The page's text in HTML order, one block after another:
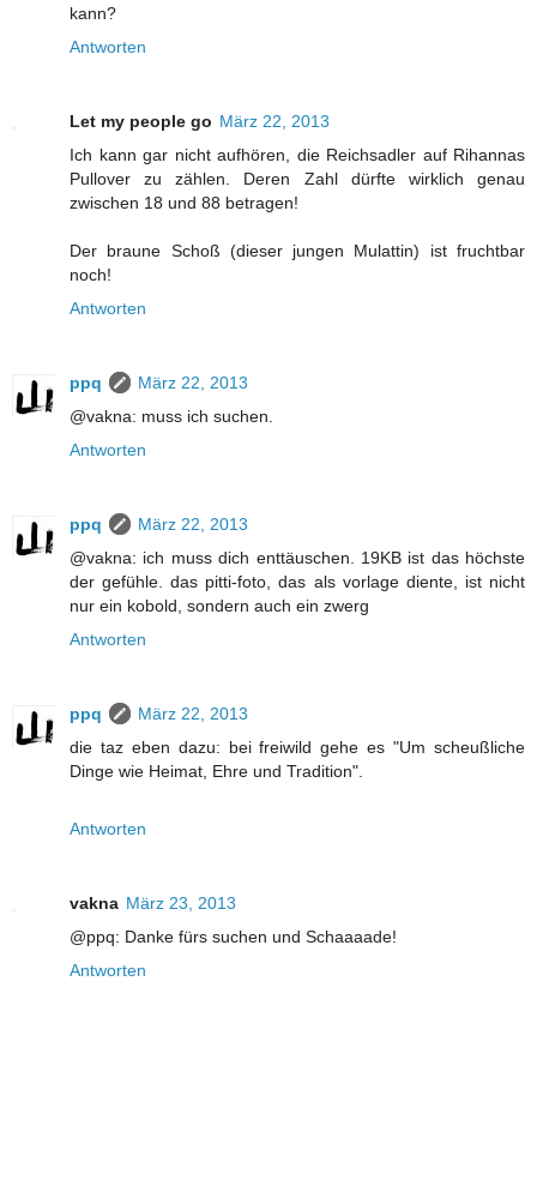
kann?
Antworten
Let my people go März 22, 2013
Ich kann gar nicht aufhören, die Reichsadler auf Rihannas
Pullover zu zählen. Deren Zahl dürfte wirklich genau
zwischen 18 und 88 betragen!
Der braune Schoß (dieser jungen Mulattin) ist fruchtbar
noch!
Antworten
ppq
März 22, 2013
@vakna: muss ich suchen.
Antworten
ppq
März 22, 2013
@vakna: ich muss dich enttäuschen. 19KB ist das höchste
der gefühle. das pitti-foto, das als vorlage diente, ist nicht
nur ein kobold, sondern auch ein zwerg
Antworten
ppq
März 22, 2013
die taz eben dazu: bei freiwild gehe es "Um scheußliche
Dinge wie Heimat, Ehre und Tradition".
Antworten
vakna März 23, 2013
@ppq: Danke fürs suchen und Schaaaade!
Antworten